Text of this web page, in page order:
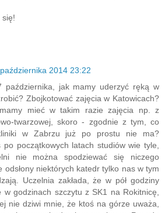
się!
2014 23:22
października, jak mamy uderzyć ręką w
Zbojkotować zajęcia w Katowicach?
mieć w takim razie zajęcia np. z
twarzowej, skoro - zgodnie z tym, co
w Zabrzu już po prostu nie ma?
początkowych latach studiów wie tyle,
nie można spodziewać się niczego
odsłony niektórych katedr tylko nas w tym
Uczelnia zakłada, że w pół godziny
w godzinach szczytu z SK1 na Rokitnicę,
nie dziwi mnie, że ktoś na górze uważa,